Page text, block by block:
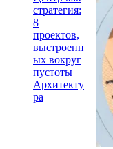
стратегия:
8
проектов,
выстроенн
ых вокруг
пустоты
Архитекту
ра